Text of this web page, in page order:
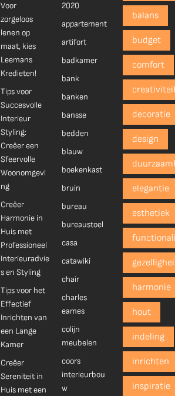
Voor
zorgeloos
lenen op
maat, kies
Leemans
Kredieten!
Tips voor
Succesvolle
Interieur
Styling:
Creëer een
Sfeervolle
Woonomgevi
ng
Creëer
Harmonie in
Huis met
Professioneel
Interieuradvie
s en Styling
Tips voor het
Effectief
Inrichten van
een Lange
Kamer
Creëer
Sereniteit in
Huis met een
2020
appartement
artifort
badkamer
bank
banken
bansse
bedden
blauw
boekenkast
bruin
bureau
bureaustoel
casa
catawiki
chair
charles
eames
colijn
meubelen
coors
interieurbou
w
balans
budget
comfort
decoratie
design
elegantie
esthetiek
harmonie
hout
indeling
inrichten
inspiratie